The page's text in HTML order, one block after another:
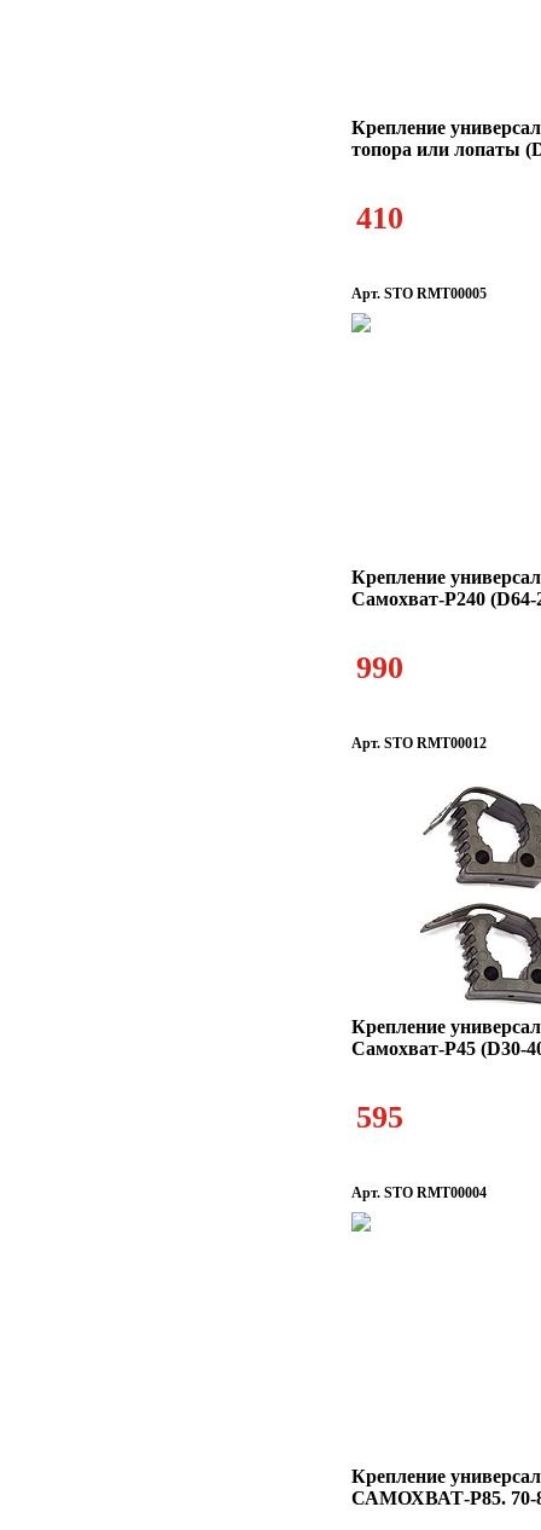
Крепление
топора или лопаты
410
Арт. STO RMT00005
Крепление
Самохват-Р240
990
Арт. STO RMT00012
Крепление
Самохват-Р45 (D30-
595
Арт. STO RMT00004
Крепление
САМОХВАТ-Р85. 70-